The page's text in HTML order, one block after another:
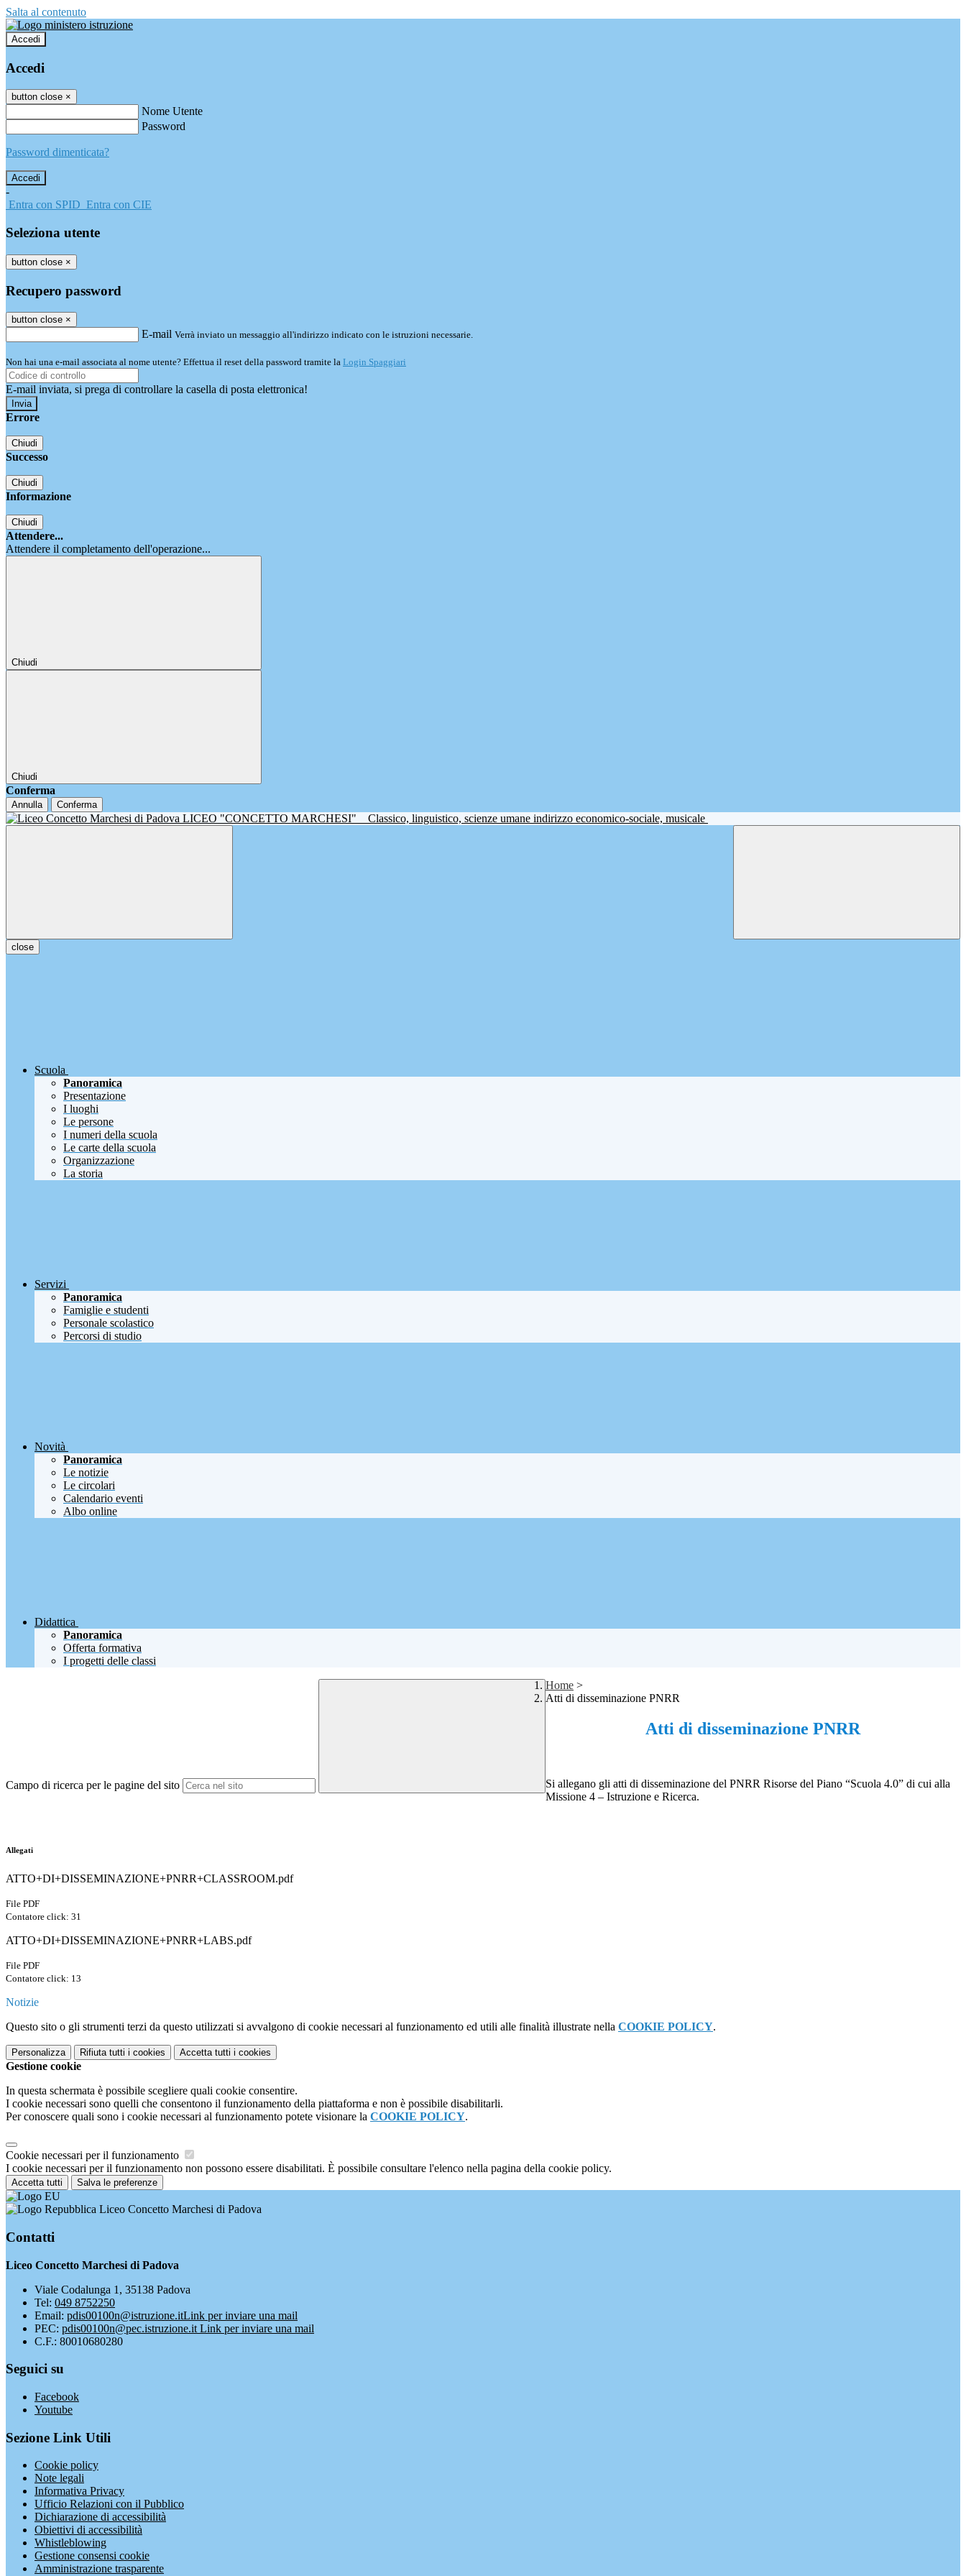
Salta al contenuto
Accedi
Accedi
button close ×
Nome Utente
Password
Password dimenticata?
-
Entra con SPID Entra con CIE
Seleziona utente
button close ×
Recupero password
button close ×
E-mail Verrà inviato un messaggio all'indirizzo indicato con le istruzioni necessarie.
Non hai una e-mail associata al nome utente? Effettua il reset della password tramite la Login Spaggiari
E-mail inviata, si prega di controllare la casella di posta elettronica!
Errore
Chiudi
Successo
Chiudi
Informazione
Chiudi
Attendere...
Attendere il completamento dell'operazione...
Chiudi
Chiudi
Conferma
Annulla Conferma
LICEO "CONCETTO MARCHESI" Classico, linguistico, scienze umane indirizzo economico-sociale, musicale
close
Scuola
Panoramica
Presentazione
I luoghi
Le persone
I numeri della scuola
Le carte della scuola
Organizzazione
La storia
Servizi
Panoramica
Famiglie e studenti
Personale scolastico
Percorsi di studio
Novità
Panoramica
Le notizie
Le circolari
Calendario eventi
Albo online
Didattica
Panoramica
Offerta formativa
I progetti delle classi
Campo di ricerca per le pagine del sito
Home >
Atti di disseminazione PNRR
Atti di disseminazione PNRR
Si allegano gli atti di disseminazione del PNRR Risorse del Piano “Scuola 4.0” di cui alla
Missione 4 – Istruzione e Ricerca.
Allegati
ATTO+DI+DISSEMINAZIONE+PNRR+CLASSROOM.pdf
File PDF
Contatore click: 31
ATTO+DI+DISSEMINAZIONE+PNRR+LABS.pdf
File PDF
Contatore click: 13
Notizie
Questo sito o gli strumenti terzi da questo utilizzati si avvalgono di cookie necessari al funzionamento ed utili alle finalità illustrate nella COOKIE POLICY.
Personalizza Rifiuta tutti i cookies Accetta tutti i cookies
Gestione cookie
In questa schermata è possibile scegliere quali cookie consentire.
I cookie necessari sono quelli che consentono il funzionamento della piattaforma e non è possibile disabilitarli.
Per conoscere quali sono i cookie necessari al funzionamento potete visionare la COOKIE POLICY.
Cookie necessari per il funzionamento
I cookie necessari per il funzionamento non possono essere disabilitati. È possibile consultare l'elenco nella pagina della cookie policy.
Accetta tutti Salva le preferenze
Liceo Concetto Marchesi di Padova
Contatti
Liceo Concetto Marchesi di Padova
Viale Codalunga 1, 35138 Padova
Tel: 049 8752250
Email: pdis00100n@istruzione.itLink per inviare una mail
PEC: pdis00100n@pec.istruzione.it Link per inviare una mail
C.F.: 80010680280
Seguici su
Facebook
Youtube
Sezione Link Utili
Cookie policy
Note legali
Informativa Privacy
Ufficio Relazioni con il Pubblico
Dichiarazione di accessibilità
Obiettivi di accessibilità
Whistleblowing
Gestione consensi cookie
Amministrazione trasparente